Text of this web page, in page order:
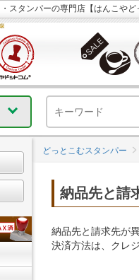
スタンパーの専門店【はんこや
※
どっとこむスタンパー
納品先と請
納品先と請求先が
決済方法は、クレ